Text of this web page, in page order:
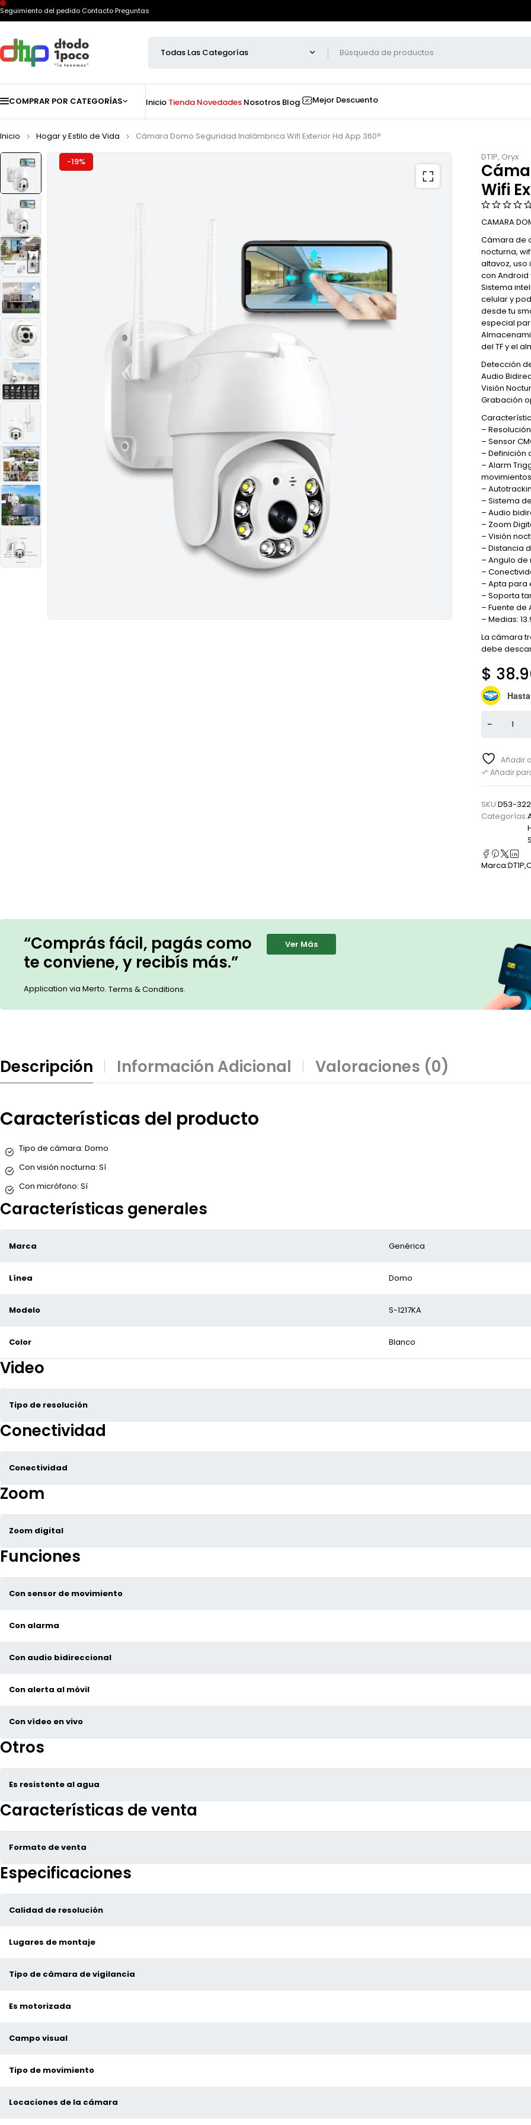
Seguimiento del pedido ContactoPreguntas
COMPRAR POR CATEGORÍAS Inicio Tienda Novedades Nosotros Blog Mejor Descuento
Inicio Hogar y Estilo de Vida Cámara Domo Seguridad Inalámbrica Wifi Exterior Hd App 360°
-19% DT1P, Oryx
Wifi
CAMARA
Cámara de
nocturna,
altavoz, uso
con Android
Sistema
celular y
desde tu
especial
del TF y el
Detección
Audio
Visión
Grabación
– Resolución
– Sensor
– Definición
– Alarm
movimientos
–
– Sistema
– Audio
– Zoom
– Visión
– Distancia
– Angulo
–
– Apta para
– Soporta
– Fuente de
– Medias:
La cámara
debe
$
Añadir
Añadir
SKU:D53-
Categorías:
Marca:DT1P,
“Comprás fácil, pagás como
te conviene, y recibís más.”
Application via Merto. Terms & Conditions.
Ver Más
Descripción Información Adicional Valoraciones (0)
Características del producto
Tipo de cámara: Domo
Con visión nocturna: Sí
Con micrófono: Sí
Características generales
Marca Genérica
Línea Domo
Modelo S-1217KA
Color Blanco
Video
Tipo de resolución
Conectividad
Conectividad
Zoom
Zoom digital
Funciones
Con sensor de movimiento
Con alarma
Con audio bidireccional
Con alerta al móvil
Con vídeo en vivo
Otros
Es resistente al agua
Características de venta
Formato de venta
Especificaciones
Calidad de resolución
Lugares de montaje
Tipo de cámara de vigilancia
Es motorizada
Campo visual
Tipo de movimiento
Locaciones de la cámara